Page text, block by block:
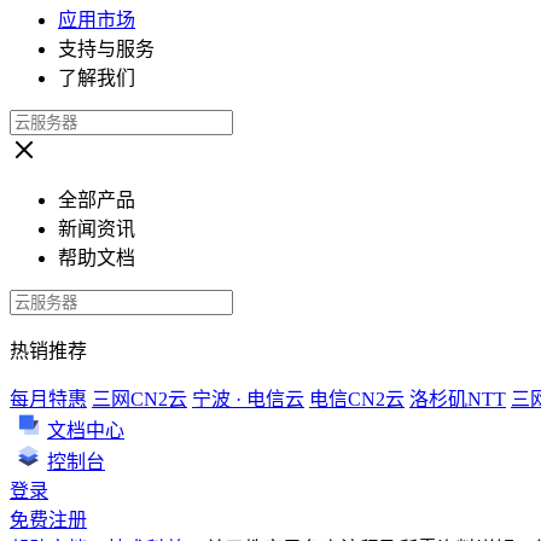
应用市场
支持与服务
了解我们
全部产品
新闻资讯
帮助文档
热销推荐
每月特惠 三网CN2云 宁波 · 电信云 电信CN2云 洛杉矶NTT 三
文档中心
控制台
登录
免费注册